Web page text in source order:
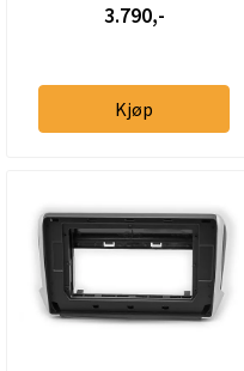
3.790,-
Kjøp